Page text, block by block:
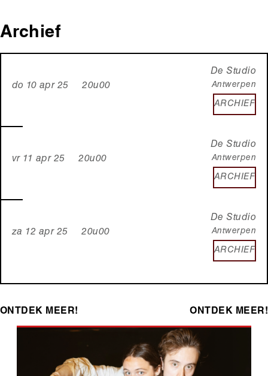
Archief
do 10 apr 25 20u00
De Studio
Antwerpen
ARCHIEF
vr 11 apr 25 20u00
De Studio
Antwerpen
ARCHIEF
za 12 apr 25 20u00
De Studio
Antwerpen
ARCHIEF
ONTDEK MEER! ONTDEK MEER!